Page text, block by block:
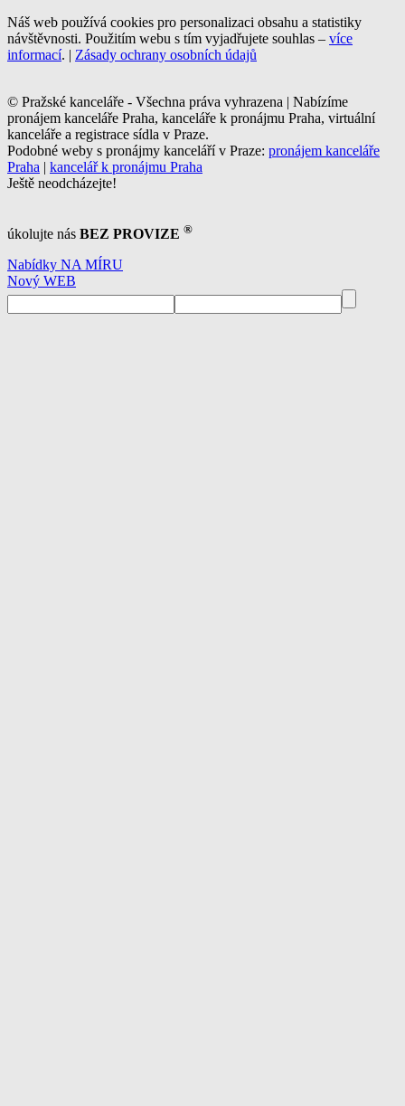
Náš web používá cookies pro personalizaci obsahu a statistiky
návštěvnosti. Použitím webu s tím vyjadřujete souhlas – více
informací. | Zásady ochrany osobních údajů
© Pražské kanceláře - Všechna práva vyhrazena | Nabízíme
pronájem kanceláře Praha, kanceláře k pronájmu Praha, virtuální
kanceláře a registrace sídla v Praze.
Podobné weby s pronájmy kanceláří v Praze: pronájem kanceláře
Praha | kancelář k pronájmu Praha
Ještě neodcházejte!
úkolujte nás BEZ PROVIZE ®
Nabídky NA MÍRU
Nový WEB